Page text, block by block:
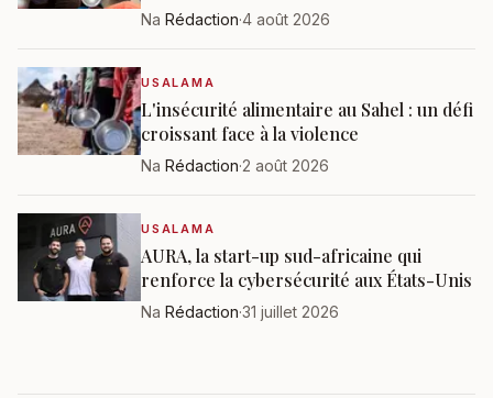
Na Rédaction·4 août 2026
USALAMA
L'insécurité alimentaire au Sahel : un défi
croissant face à la violence
Na Rédaction·2 août 2026
USALAMA
AURA, la start-up sud-africaine qui
renforce la cybersécurité aux États-Unis
Na Rédaction·31 juillet 2026